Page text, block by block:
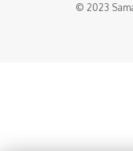
© 2023